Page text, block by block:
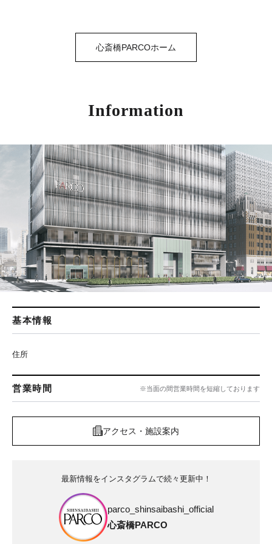
心斎橋PARCOホーム
Information
基本情報
住所
営業時間 ※当面の間営業時間を短縮しております
アクセス・施設案内
最新情報をインスタグラムで続々更新中！
parco_shinsaibashi_official
心斎橋PARCO